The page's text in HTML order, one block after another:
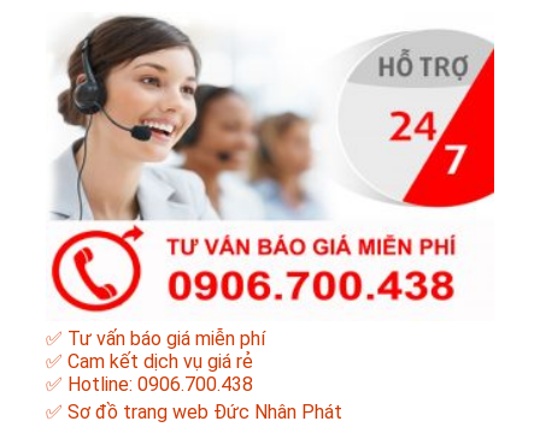
✅ Tư vấn báo giá miễn phí
✅ Cam kết dịch vụ giá rẻ
✅ Hotline: 0906.700.438
✅ Sơ đồ trang web Đức Nhân Phát